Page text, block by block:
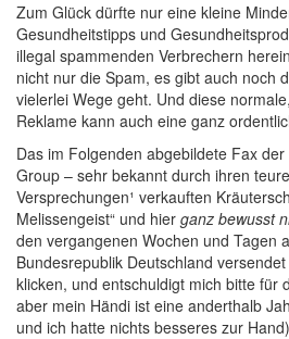
Zum Glück dürfte nur eine kleine
Gesundheitstipps und
illegal spammenden Verbrechern
nicht nur die Spam, es gibt auch noch
vielerlei Wege geht. Und diese
Reklame kann auch eine ganz
Das im Folgenden abgebildete Fax
Group – sehr bekannt durch ihren
Versprechungen¹ verkauften
Melissengeist“ und hier ganz bewusst
den vergangenen Wochen und Tagen
Bundesrepublik Deutschland
klicken, und entschuldigt mich bitte für
aber mein Händi ist eine anderthalb
und ich hatte nichts besseres zur